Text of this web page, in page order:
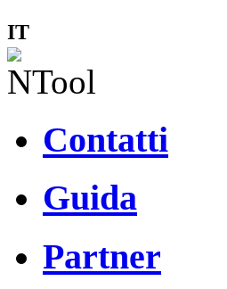
IT
Contatti
Guida
Partner